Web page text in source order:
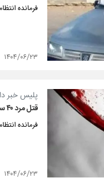
فرمانده
۱۴۰۴/۰۶/۲۳
پلیس خبر
قتل مرد ۴۰ ساله به خاطر ایجاد ترافیک و راه‌بندان!
فرمانده
۱۴۰۴/۰۶/۲۳